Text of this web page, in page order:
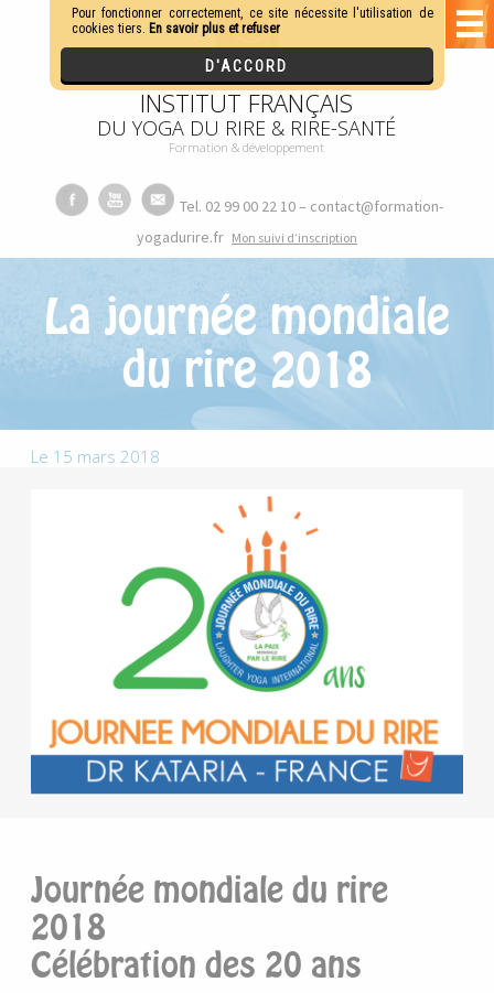
INSTITUT FRANÇAIS
DU YOGA DU RIRE & RIRE-SANTÉ
Formation & développement
Tel. 02 99 00 22 10 – contact@formation-
yogadurire.fr Mon suivi d’inscription
La journée mondiale
du rire 2018
Le 15 mars 2018
Journée mondiale du rire
2018
Célébration des 20 ans